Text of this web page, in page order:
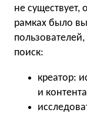
не существует,
рамках было
поиск:
креатор:
и